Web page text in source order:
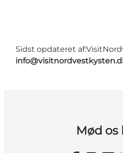
Sidst opdateret af:
Mød os